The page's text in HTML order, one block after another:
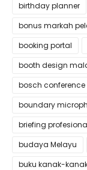
birthday planner
bonus markah
booking portal
booth design
bosch conference
boundary
briefing
budaya Melayu
buku kanak-